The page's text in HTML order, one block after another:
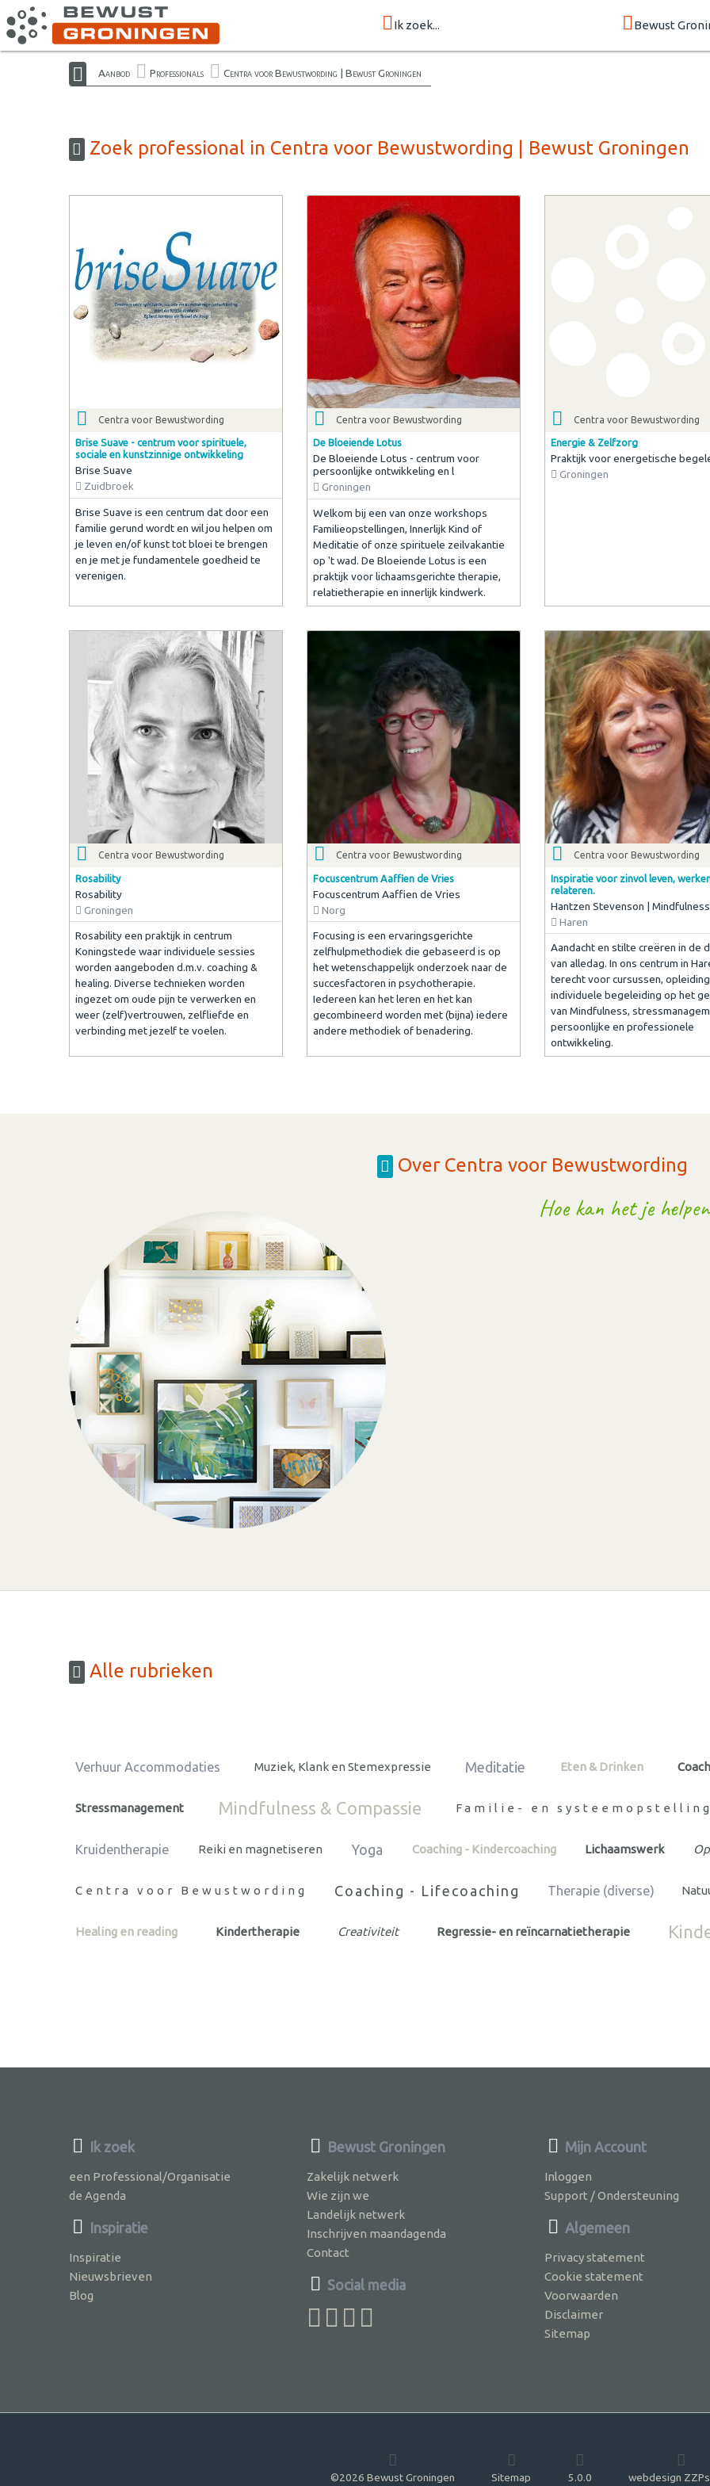
Ik zoek... Bewust
Aanbod Professionals Centra voor Bewustwording | Bewust Groningen
Zoek professional in Centra voor Bewustwording | Bewust Groningen
Centra voor Bewustwording
Brise Suave - centrum voor spirituele,
sociale en kunstzinnige ontwikkeling
Brise Suave
Zuidbroek
Brise Suave is een centrum dat door een
familie gerund wordt en wil jou helpen om
je leven en/of kunst tot bloei te brengen
en je met je fundamentele goedheid te
verenigen.
Centra voor Bewustwording
De Bloeiende Lotus
De Bloeiende Lotus - centrum voor
persoonlijke ontwikkeling en l
Groningen
Welkom bij een van onze workshops
Familieopstellingen, Innerlijk Kind of
Meditatie of onze spirituele zeilvakantie
op 't wad. De Bloeiende Lotus is een
praktijk voor lichaamsgerichte therapie,
relatietherapie en innerlijk kindwerk.
Centra voor Bewustwording
Energie & Zelfzorg
Praktijk voor energetische
Groningen
Centra voor Bewustwording
Rosability
Rosability
Groningen
Rosability een praktijk in centrum
Koningstede waar individuele sessies
worden aangeboden d.m.v. coaching &
healing. Diverse technieken worden
ingezet om oude pijn te verwerken en
weer (zelf)vertrouwen, zelfliefde en
verbinding met jezelf te voelen.
Centra voor Bewustwording
Focuscentrum Aaffien de Vries
Focuscentrum Aaffien de Vries
Norg
Focusing is een ervaringsgerichte
zelfhulpmethodiek die gebaseerd is op
het wetenschappelijk onderzoek naar de
succesfactoren in psychotherapie.
Iedereen kan het leren en het kan
gecombineerd worden met (bijna) iedere
andere methodiek of benadering.
Centra voor Bewustwording
Inspiratie voor zinvol leven,
relateren.
Hantzen Stevenson |
Haren
Aandacht en stilte creëren in de
van alledag. In ons centrum in
terecht voor cursussen,
individuele begeleiding op het
van Mindfulness,
persoonlijke en professionele
ontwikkeling.
Over Centra voor Bewustwording
Hoe kan het je
Alle rubrieken
Verhuur Accommodaties Muziek, Klank en Stemexpressie Meditatie Eten & Drinken
Stressmanagement Mindfulness & Compassie Familie- en
Kruidentherapie Reiki en magnetiseren Yoga Coaching - Kindercoaching Lichaamswerk
Centra voor Bewustwording Coaching - Lifecoaching Therapie (diverse)
Healing en reading Kindertherapie Creativiteit Regressie- en reïncarnatietherapie
Ik zoek
een Professional/Organisatie
de Agenda
Inspiratie
Inspiratie
Nieuwsbrieven
Blog
Bewust Groningen
Zakelijk netwerk
Wie zijn we
Landelijk netwerk
Inschrijven maandagenda
Contact
Social media
Mijn Account
Inloggen
Support / Ondersteuning
Algemeen
Privacy statement
Cookie statement
Voorwaarden
Disclaimer
Sitemap
©2026 Bewust Groningen Sitemap 5.0.0 webdesign